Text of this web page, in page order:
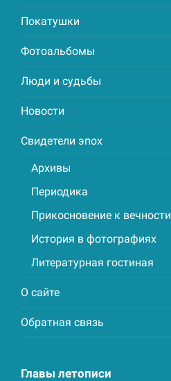
Покатушки
Фотоальбомы
Люди и судьбы
Новости
Свидетели эпох
Архивы
Периодика
Прикосновение к вечности
История в фотографиях
Литературная гостиная
О сайте
Обратная связь
Главы летописи